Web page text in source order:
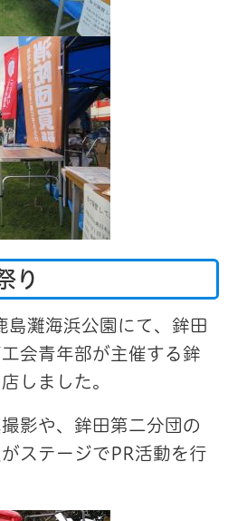
り
島灘海浜公園にて、鉾田
会青年部が主催する鉾
しました。
影や、鉾田第二分団の
ステージでPR活動を行